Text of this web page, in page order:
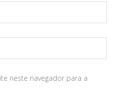
neste navegador para a